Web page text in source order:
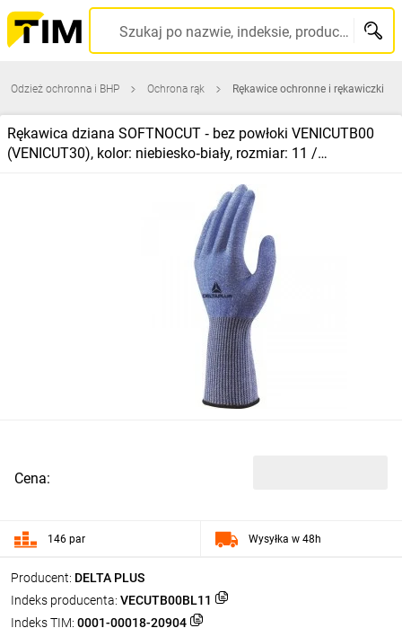
Szukaj po nazwie, indeksie, producencie, kodzie kreskowym...
Odzież ochronna i BHP Ochrona rąk Rękawice ochronne i rękawiczki
Rękawica dziana SOFTNOCUT ‑ bez powłoki VENICUTB00
(VENICUT30), kolor: niebiesko‑biały, rozmiar: 11 /
Producent: DELTA PLUS
Indeks producenta: VECUTB00BL11
Indeks TIM: 0001-00018-20904
Cena:
146 par Wysyłka w 48h